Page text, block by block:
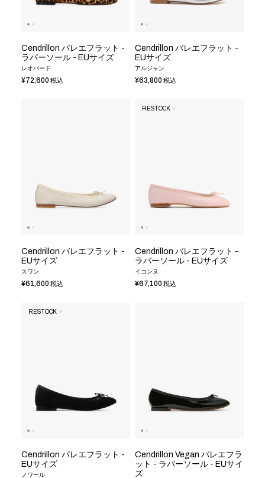
Cendrillon バレエフラット -
ラバーソール - EUサイズ
レオパード
¥72,600 税込
Cendrillon バレエフラット -
EUサイズ
アルジャン
¥63,800 税込
Cendrillon バレエフラット -
EUサイズ
スワン
¥61,600 税込
RESTOCK
Cendrillon バレエフラット -
ラバーソール - EUサイズ
イコンヌ
¥67,100 税込
RESTOCK
Cendrillon バレエフラット -
EUサイズ
ノワール
Cendrillon Vegan バレエフラ
ット - ラバーソール - EUサイ
ズ